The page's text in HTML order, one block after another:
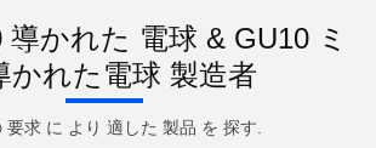
導かれた 電球 & GU10 ミ
かれた電球 製造者
要求 に より 適した 製品 を 探す.